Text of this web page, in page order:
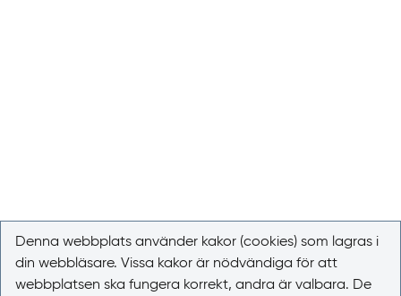
Denna webbplats använder kakor (cookies) som lagras i
din webbläsare. Vissa kakor är nödvändiga för att
webbplatsen ska fungera korrekt, andra är valbara. De